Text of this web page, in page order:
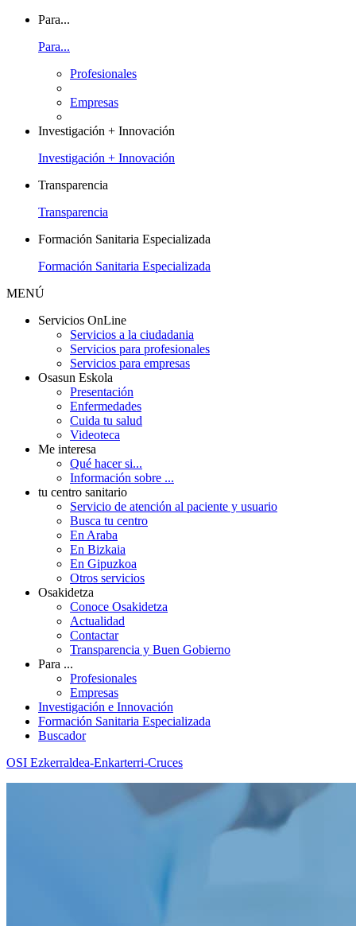
Para...
Para...
Profesionales
Empresas
Investigación + Innovación
Investigación + Innovación
Transparencia
Transparencia
Formación Sanitaria Especializada
Formación Sanitaria Especializada
MENÚ
Servicios OnLine
Servicios a la ciudadania
Servicios para profesionales
Servicios para empresas
Osasun Eskola
Presentación
Enfermedades
Cuida tu salud
Videoteca
Me interesa
Qué hacer si...
Información sobre ...
tu centro sanitario
Servicio de atención al paciente y usuario
Busca tu centro
En Araba
En Bizkaia
En Gipuzkoa
Otros servicios
Osakidetza
Conoce Osakidetza
Actualidad
Contactar
Transparencia y Buen Gobierno
Para ...
Profesionales
Empresas
Investigación e Innovación
Formación Sanitaria Especializada
Buscador
OSI Ezkerraldea-Enkarterri-Cruces